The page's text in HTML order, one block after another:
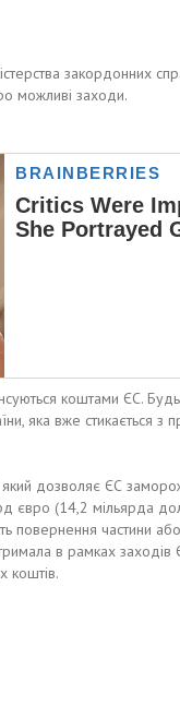
закордонних
можливі заходи.
коштами ЄС.
яка вже стикається
дозволяє ЄС
євро (14,2 мільярда
повернення частини
в рамках
коштів.